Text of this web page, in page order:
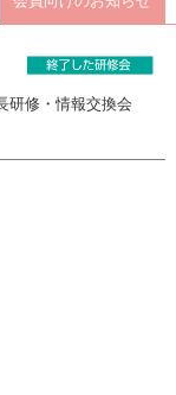
研修・情報交換会